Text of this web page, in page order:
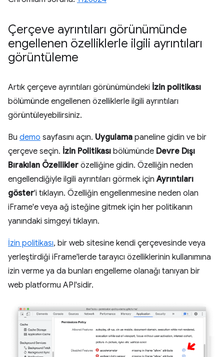
Çerçeve ayrıntıları görünümünde
engellenen özelliklerle ilgili ayrıntıları
görüntüleme
Artık çerçeve ayrıntıları görünümündeki İzin politikası
bölümünde engellenen özelliklerle ilgili ayrıntıları
görüntüleyebilirsiniz.
Bu demo sayfasını açın. Uygulama paneline gidin ve bir
çerçeve seçin. İzin Politikası bölümünde Devre Dışı
Bırakılan Özellikler özelliğine gidin. Özelliğin neden
engellendiğiyle ilgili ayrıntıları görmek içinAyrıntıları
göster'i tıklayın. Özelliğin engellenmesine neden olan
iFrame'e veya ağ isteğine gitmek için her politikanın
yanındaki simgeyi tıklayın.
İzin politikası, bir web sitesine kendi çerçevesinde veya
yerleştirdiği iFrame'lerde tarayıcı özelliklerinin kullanımına
izin verme ya da bunları engelleme olanağı tanıyan bir
web platformu API'sidir.